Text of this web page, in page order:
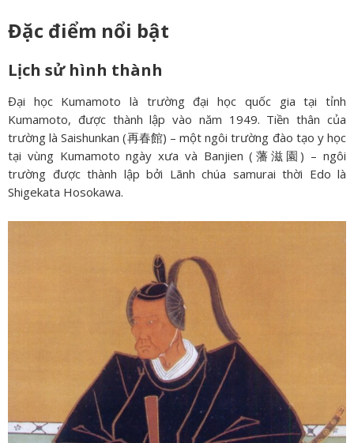
Đặc điểm nổi bật
Lịch sử hình thành
Đại học Kumamoto là trường đại học quốc gia tại tỉnh
Kumamoto, được thành lập vào năm 1949. Tiền thân của
trường là Saishunkan (再春館) – một ngôi trường đào tạo y học
tại vùng Kumamoto ngày xưa và Banjien (藩滋園) – ngôi
trường được thành lập bởi Lãnh chúa samurai thời Edo là
Shigekata Hosokawa.